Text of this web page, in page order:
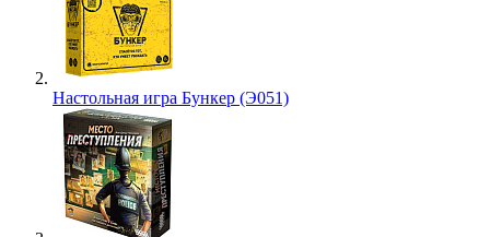
Настольная игра Бункер (Э051)